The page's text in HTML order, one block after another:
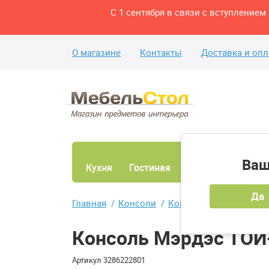
С 1 сентября в связи с
О магазине Контакты Доставка и
Да
Кухня Гостиная
Главная Консоли Консоль Мэрдэс ТОЙ-
Консоль Мэрдэс
Артикул 3286222801